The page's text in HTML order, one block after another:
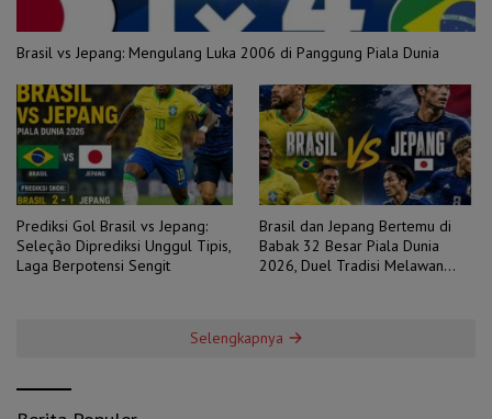
Brasil vs Jepang: Mengulang Luka 2006 di Panggung Piala Dunia
Prediksi Gol Brasil vs Jepang:
Seleção Diprediksi Unggul Tipis,
Laga Berpotensi Sengit
Brasil dan Jepang Bertemu di
Babak 32 Besar Piala Dunia
2026, Duel Tradisi Melawan
Selengkapnya